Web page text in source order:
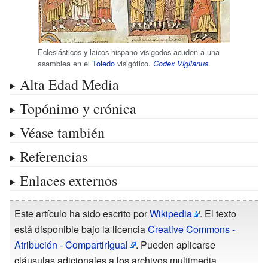
Eclesiásticos y laicos hispano-visigodos acuden a una
asamblea en el Toledo visigótico. Codex Vigilanus.
Alta Edad Media
Topónimo y crónica
Véase también
Referencias
Enlaces externos
Este artículo ha sido escrito porWikipedia
. El texto
está disponible bajo la licenciaCreative Commons -
Atribución - CompartirIgual
. Pueden aplicarse
cláusulas adicionales a los archivos multimedia.